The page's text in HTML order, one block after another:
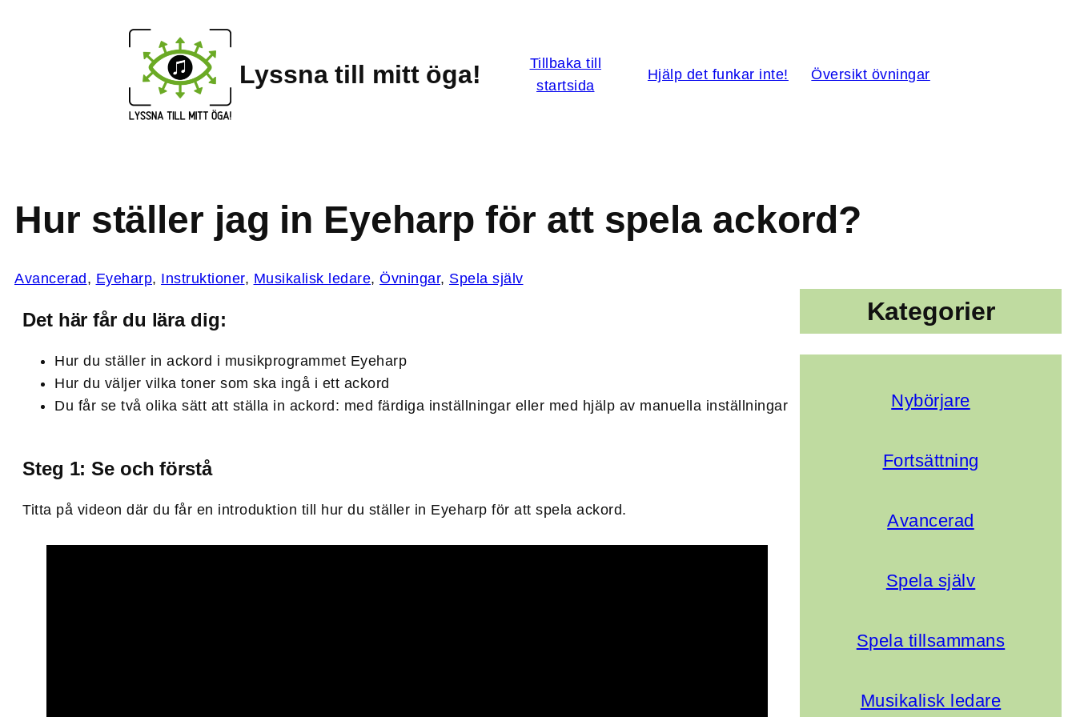
Lyssna till mitt öga!
Tillbaka till
startsida
Hjälp det funkar inte! Översikt övningar
Hur ställer jag in Eyeharp för att spela ackord?
Avancerad , Eyeharp, Instruktioner, Musikalisk ledare, Övningar, Spela själv
Det här får du lära dig:
Hur du ställer in ackord i musikprogrammet Eyeharp
Hur du väljer vilka toner som ska ingå i ett ackord
Du får se två olika sätt att ställa in ackord: med färdiga inställningar eller med hjälp av manuella inställningar
Steg 1: Se och förstå
Titta på videon där du får en introduktion till hur du ställer in Eyeharp för att spela ackord.
Kategorier
Nybörjare
Fortsättning
Avancerad
Spela själv
Spela tillsammans
Musikalisk ledare